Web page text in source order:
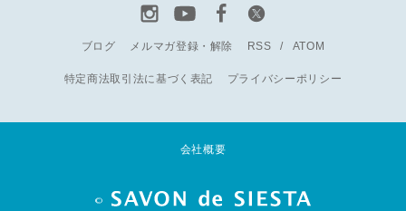
ブログ メルマガ登録・解除 RSS / ATOM
特定商法取引法に基づく表記 プライバシーポリシー
会社概要
©